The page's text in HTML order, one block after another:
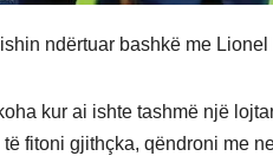
ndërtuar bashkë me
kur ai ishte tashmë një
fitoni gjithçka, qëndroni me